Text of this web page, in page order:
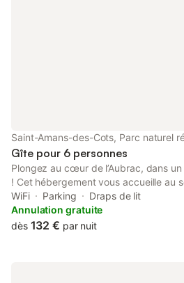
Saint-Amans-des-Cots, Parc naturel
Gîte pour 6 personnes
Plongez au cœur de l’Aubrac, dans
! Cet hébergement vous accueille au
régional de l’Aubrac, à seulement 20
minutes de Rodez. Ici, chaque journée
l’évasion : partez à la découverte d’un
WiFi Parking
Draps de lit
Annulation gratuite
dès 132 € par nuit